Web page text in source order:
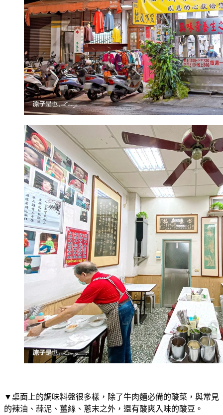
▼桌面上的調味料盤很多樣，除了牛肉麵必備的酸菜，與常見
的辣油、蒜泥、薑絲、蔥末之外，還有酸爽入味的酸豆。